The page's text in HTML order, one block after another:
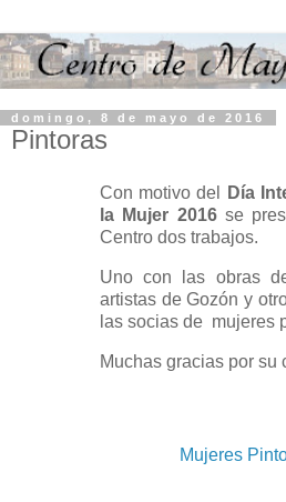
domingo, 8 de mayo de 2016
Pintoras
Con motivo del
Día
la Mujer 2016se
Centro dos trabajos.
Uno con las obras
artistas de Gozón y
las socias de mujeres
Muchas gracias por su
Mujeres